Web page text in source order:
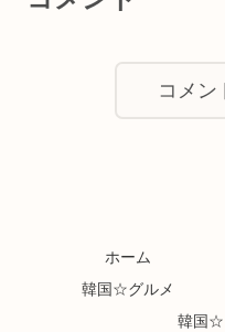
コメン
ホーム
韓国☆グルメ
韓国☆